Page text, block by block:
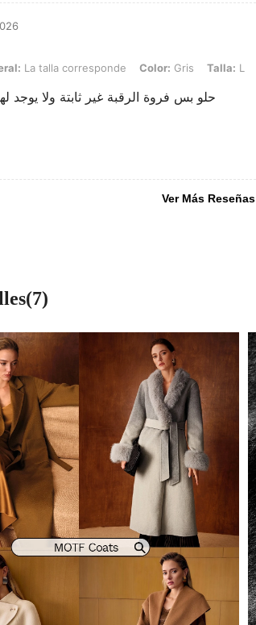
La talla corresponde, Color: Gris, Talla: L
La talla corresponde Color: Gris Talla: L
حلو بس فروة الرقبة غير ثابتة ولا يوجد
Ver Más Reseñas